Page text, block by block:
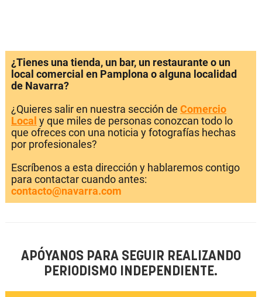
¿Tienes una tienda, un bar, un restaurante o un
local comercial en Pamplona o alguna localidad
de Navarra?
¿Quieres salir en nuestra sección de Comercio
Local y que miles de personas conozcan todo lo
que ofreces con una noticia y fotografías hechas
por profesionales?
Escríbenos a esta dirección y hablaremos contigo
para contactar cuando antes:
contacto@navarra.com
APÓYANOS PARA SEGUIR REALIZANDO
PERIODISMO INDEPENDIENTE.